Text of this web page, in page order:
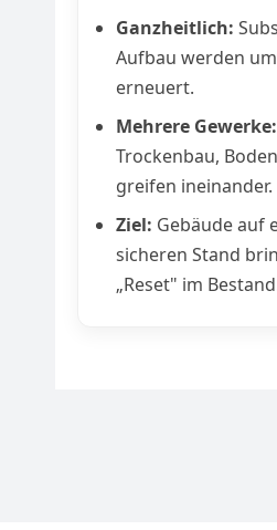
Ganzheitlich:
Aufbau werden
erneuert.
Mehrere Gewerke:
Trockenbau,
greifen ineinander.
Ziel: Gebäude auf
sicheren Stand
„Reset" im